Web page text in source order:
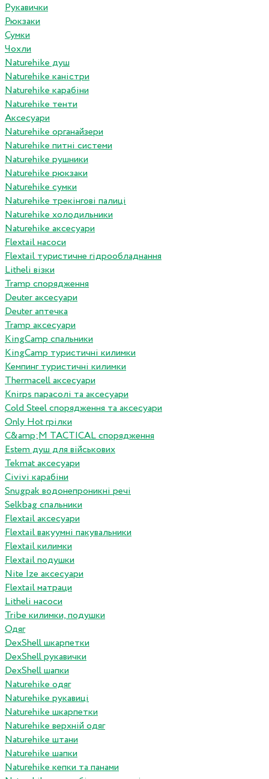
Рукавички
Рюкзаки
Сумки
Чохли
Naturehike душ
Naturehike каністри
Naturehike карабіни
Naturehike тенти
Аксесуари
Naturehike органайзери
Naturehike питні системи
Naturehike рушники
Naturehike рюкзаки
Naturehike сумки
Naturehike трекінгові палиці
Naturehike холодильники
Naturehike аксесуари
Flextail насоси
Flextail туристичне гідрообладнання
Litheli візки
Tramp спорядження
Deuter аксесуари
Deuter аптечка
Tramp аксесуари
KingCamp спальники
KingCamp туристичні килимки
Кемпинг туристичні килимки
Thermacell аксесуари
Knirps парасолі та аксесуари
Cold Steel спорядження та аксесуари
Only Hot грілки
C&amp;M TACTICAL спорядження
Estem душ для військових
Tekmat аксесуари
Сivivi карабіни
Snugpak водонепроникні речі
Selkbag спальники
Flextail аксесуари
Flextail вакуумні пакувальники
Flextail килимки
Flextail подушки
Nite Ize аксесуари
Flextail матраци
Litheli насоси
Tribe килимки, подушки
Одяг
DexShell шкарпетки
DexShell рукавички
DexShell шапки
Naturehike одяг
Naturehike рукавиці
Naturehike шкарпетки
Naturehike верхній одяг
Naturehike штани
Naturehike шапки
Naturehike кепки та панами